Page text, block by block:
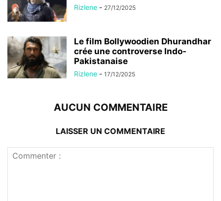
Rizlene - 27/12/2025
Le film Bollywoodien Dhurandhar
crée une controverse Indo-
Pakistanaise
Rizlene - 17/12/2025
AUCUN COMMENTAIRE
LAISSER UN COMMENTAIRE